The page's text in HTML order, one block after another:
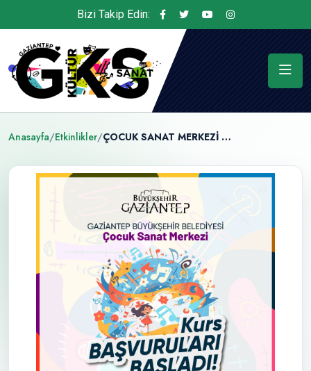
Bizi Takip Edin:
Anasayfa/Etkinlikler/ ÇOCUK SANAT MERKEZİ KURS SÜRECİ